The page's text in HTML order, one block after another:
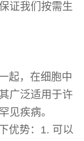
证我们按需生
起，在细胞中
广泛适用于许
见疾病。
优势：1. 可以